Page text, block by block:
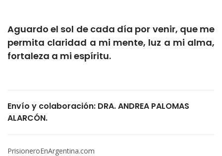
Aguardo el sol de cada día por venir, que me
permita claridad a mi mente, luz a mi alma,
fortaleza a mi espíritu.
Envío y colaboración: DRA. ANDREA PALOMAS
ALARCÓN.
PrisioneroEnArgentina.com